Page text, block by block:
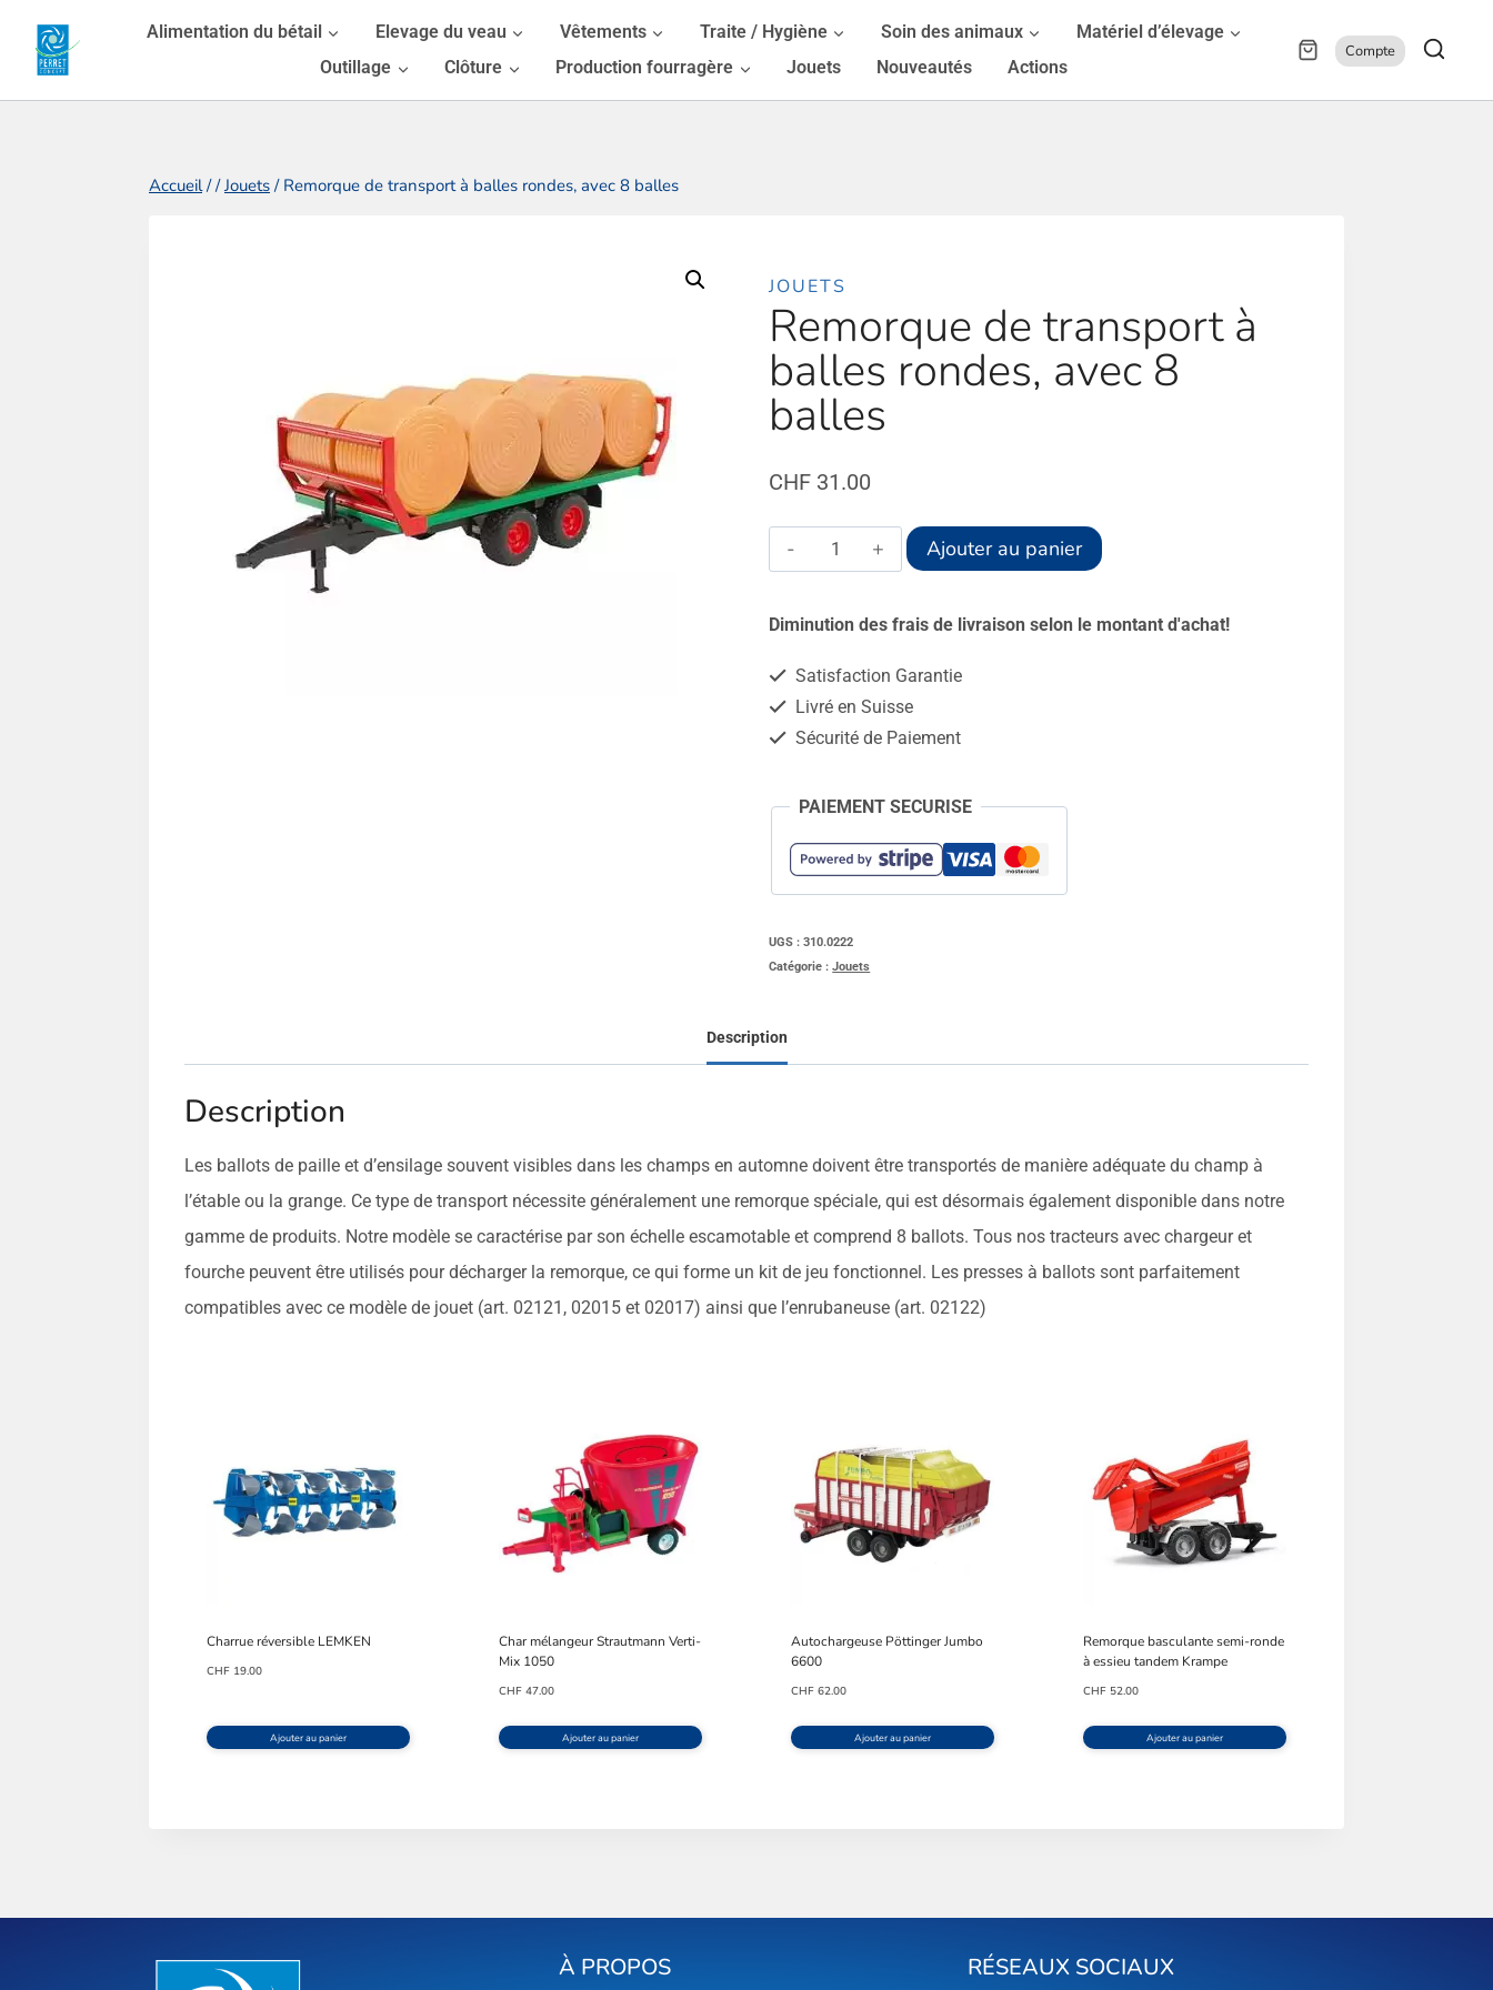
Alimentation du bétail Elevage du veau Vêtements Traite / Hygiène Soin des animaux
Matériel d’élevage
Outillage
Clôture Production fourragère Jouets Nouveautés Actions
Compte
Accueil / / Jouets / Remorque de transport à balles rondes, avec 8 balles
JOUETS
Remorque de transport à
balles rondes, avec 8
balles
CHF 31.00
quantité
de
Remorque
transport
8
balles
Ajouter au panier Alternative:
Diminution des frais de livraison selon le montant d'achat!
Satisfaction Garantie
Livré en Suisse
Sécurité de Paiement
PAIEMENT SECURISE
UGS :310.0222
Catégorie :Jouets
Description
Description
Les ballots de paille et d’ensilage souvent visibles dans les champs en automne doivent être transportés de manière adéquate du champ à
l’étable ou la grange. Ce type de transport nécessite généralement une remorque spéciale, qui est désormais également disponible dans notre
gamme de produits. Notre modèle se caractérise par son échelle escamotable et comprend 8 ballots. Tous nos tracteurs avec chargeur et
fourche peuvent être utilisés pour décharger la remorque, ce qui forme un kit de jeu fonctionnel. Les presses à ballots sont parfaitement
compatibles avec ce modèle de jouet (art. 02121, 02015 et 02017) ainsi que l’enrubaneuse (art. 02122)
Charrue réversible LEMKEN
CHF 19.00
Ajouter au panier
Char mélangeur Strautmann Verti-
Mix 1050
CHF 47.00
Ajouter au panier
Autochargeuse Pöttinger Jumbo
6600
CHF 62.00
Ajouter au panier
Remorque basculante semi-ronde
à essieu tandem Krampe
CHF 52.00
Ajouter au panier
À PROPOS RÉSEAUX SOCIAUX